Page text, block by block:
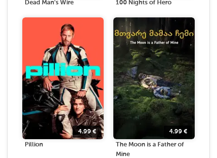
Dead Man's Wire 100 Nights of Hero
4.99€
Pillion
4.99 €
The Moon is a Father of
Mine